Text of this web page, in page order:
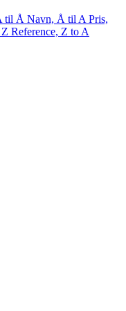
til Å Navn, Å til APris,
Reference, Z to A